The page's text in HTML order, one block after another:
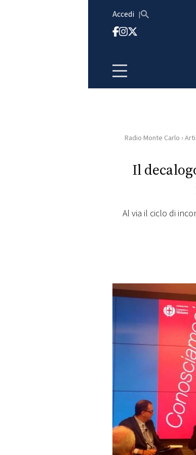
Accedi
HOME
RADIO
RADIO
FOTO
CONCORSI
VIDEO
PRINCIPATO
Radio Monte Carlo ›
Il
Al via il ciclo di